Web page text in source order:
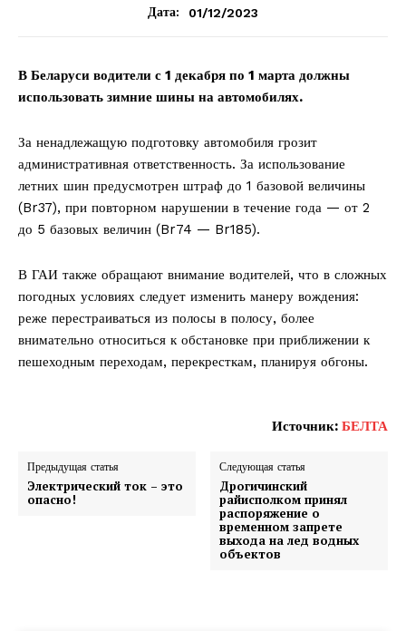
Дата: 01/12/2023
В Беларуси водители с 1 декабря по 1 марта должны
использовать зимние шины на автомобилях.
За ненадлежащую подготовку автомобиля грозит
административная ответственность. За использование
летних шин предусмотрен штраф до 1 базовой величины
(Br37), при повторном нарушении в течение года — от 2
до 5 базовых величин (Br74 — Br185).
В ГАИ также обращают внимание водителей, что в сложных
погодных условиях следует изменить манеру вождения:
реже перестраиваться из полосы в полосу, более
внимательно относиться к обстановке при приближении к
пешеходным переходам, перекресткам, планируя обгоны.
Источник: БЕЛТА
Предыдущая статья
Электрический ток – это
опасно!
Следующая статья
Дрогичинский
райисполком принял
распоряжение о
временном запрете
выхода на лед водных
объектов